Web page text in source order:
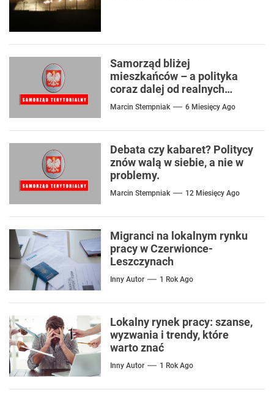
Samorząd bliżej
mieszkańców – a polityka
coraz dalej od realnych
problemów
Marcin Stempniak 6 Miesięcy Ago
Debata czy kabaret? Politycy
znów walą w siebie, a nie w
problemy.
Marcin Stempniak 12 Miesięcy Ago
Migranci na lokalnym rynku
pracy w Czerwionce-
Leszczynach
Inny Autor 1 Rok Ago
Lokalny rynek pracy: szanse,
wyzwania i trendy, które
warto znać
Inny Autor 1 Rok Ago